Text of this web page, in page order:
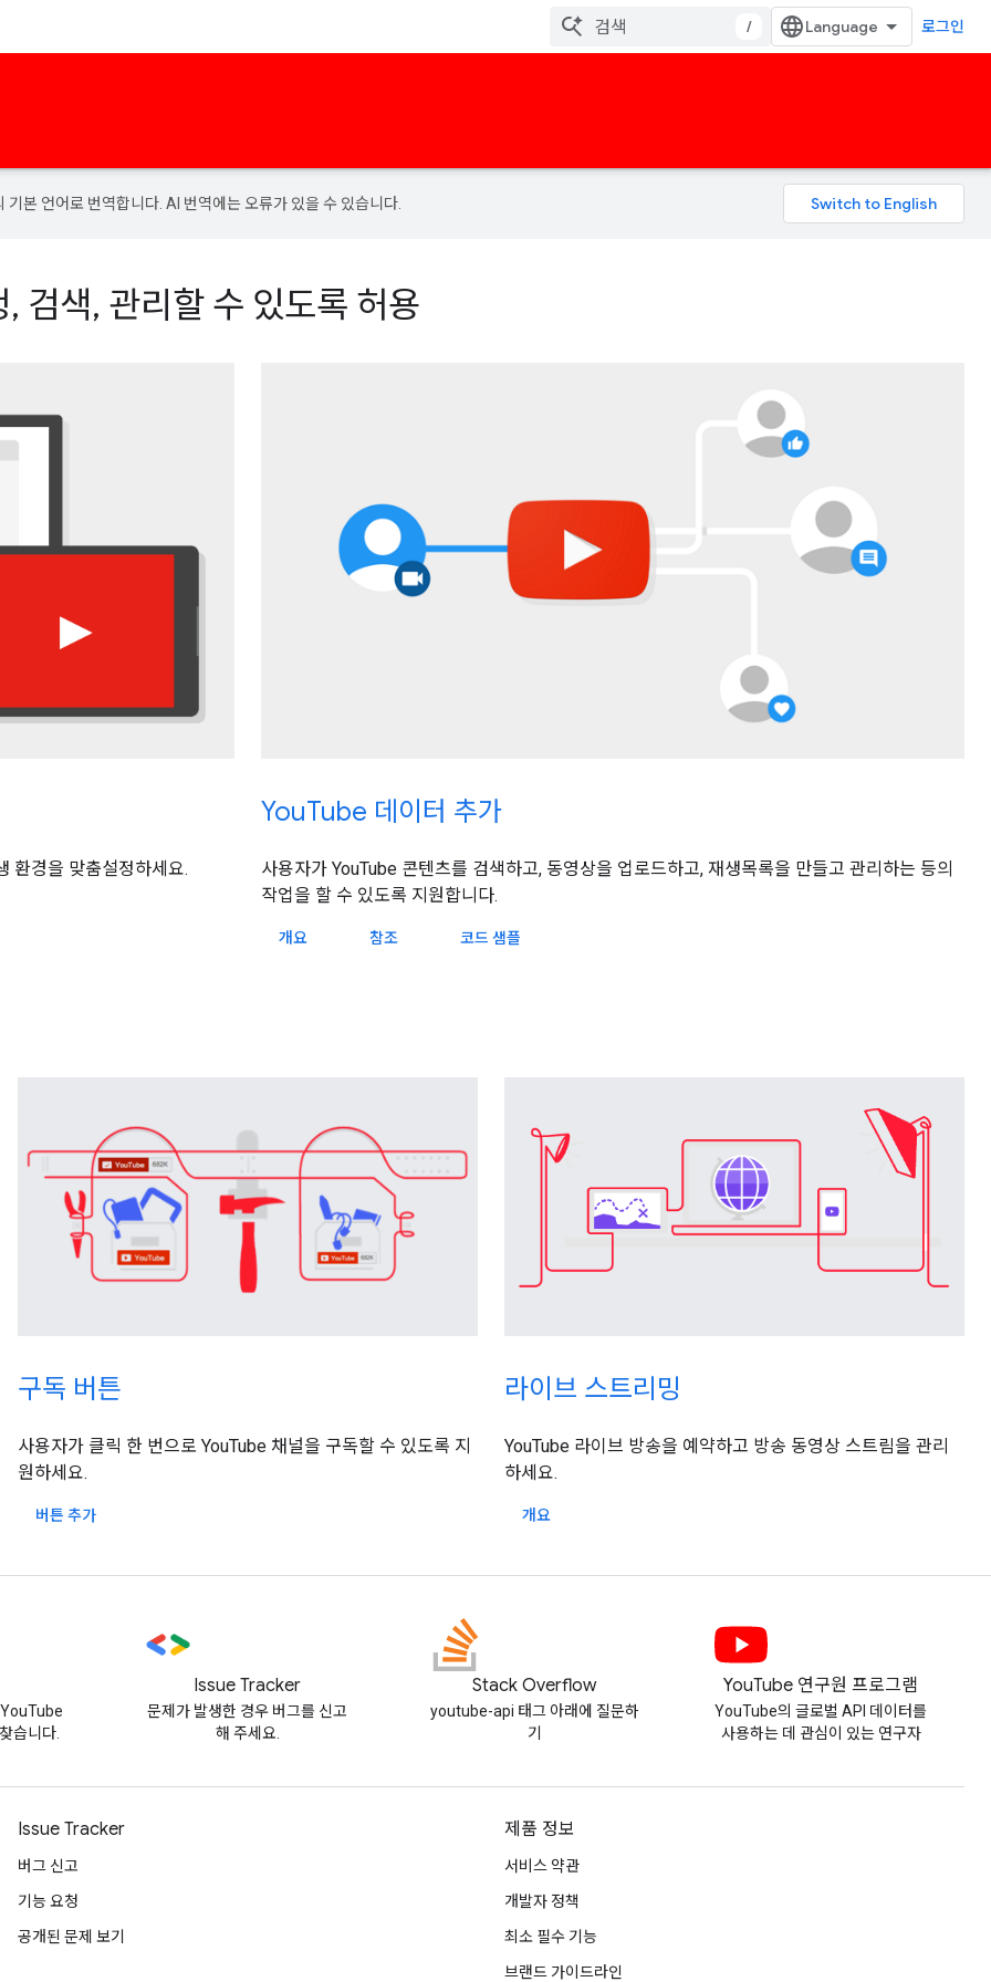
/ 로그인
기본 언어로 번역합니다. AI 번역에는 오류가 있을 수 있습니다.
검색, 관리할 수 있도록 허용
환경을 맞춤설정하세요.
YouTube 데이터 추가
사용자가 YouTube 콘텐츠를 검색하고, 동영상을 업로드하고, 재생목록을 만들고 관리하는 등의
작업을 할 수 있도록 지원합니다.
개요 참조 코드 샘플
구독 버튼
사용자가 클릭 한 번으로 YouTube 채널을 구독할 수 있도록 지
원하세요.
버튼 추가
라이브 스트리밍
YouTube 라이브 방송을 예약하고 방송 동영상 스트림을 관리
하세요.
개요
YouTube
습니다.
Issue Tracker
문제가 발생한 경우 버그를 신고
해 주세요.
Stack Overflow
youtube-api 태그 아래에 질문하
기
YouTube 연구원 프로그램
YouTube의 글로벌 API 데이터를
사용하는 데 관심이 있는 연구자
Issue Tracker
버그 신고
기능 요청
공개된 문제 보기
제품 정보
서비스 약관
개발자 정책
최소 필수 기능
브랜드 가이드라인